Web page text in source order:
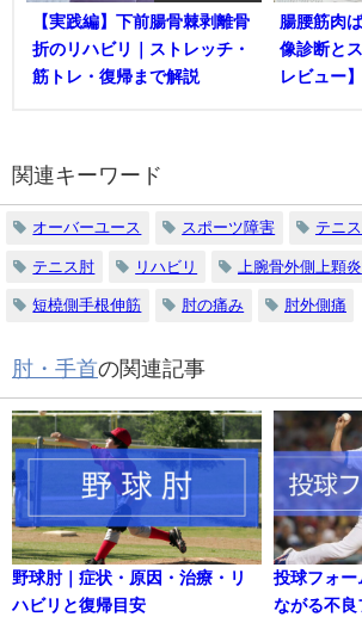
【実践編】下前腸骨棘剥離骨
折のリハビリ｜ストレッチ・
筋トレ・復帰まで解説
腸腰筋肉
像診断と
レビュー】
関連キーワード
オーバーユース スポーツ障害 テニ
テニス肘 リハビリ 上腕骨外側上顆炎
短橈側手根伸筋 肘の痛み 肘外側痛
肘・手首の関連記事
野球肘｜症状・原因・治療・リ
ハビリと復帰目安
投球フォー
ながる不良